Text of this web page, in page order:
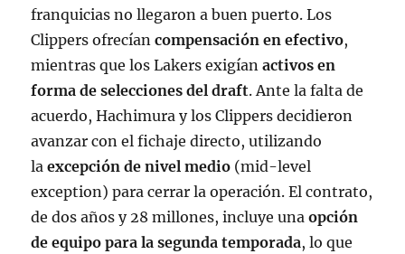
franquicias no llegaron a buen puerto. Los
Clippers ofrecíancompensación en efectivo,
mientras que los Lakers exigíanactivos en
forma de selecciones del draft. Ante la falta de
acuerdo, Hachimura y los Clippers decidieron
avanzar con el fichaje directo, utilizando
laexcepción de nivel medio (mid-level
exception) para cerrar la operación. El contrato,
de dos años y 28 millones, incluye unaopción
de equipo para la segunda temporada, lo que